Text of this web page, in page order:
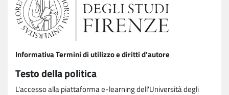
Informativa Termini di utilizzo e diritti d'autore
Testo della politica
L'accesso alla piattaforma e-learning dell'Università degli